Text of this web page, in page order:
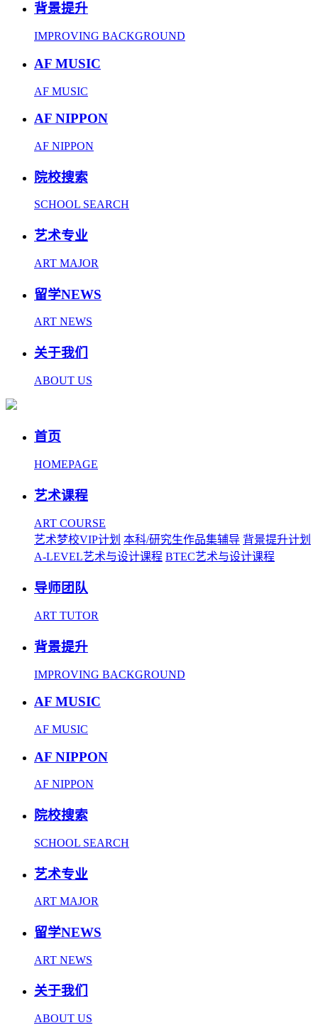
背景提升
IMPROVING BACKGROUND
AF MUSIC
AF MUSIC
AF NIPPON
AF NIPPON
院校搜索
SCHOOL SEARCH
艺术专业
ART MAJOR
留学NEWS
ART NEWS
关于我们
ABOUT US
首页
HOMEPAGE
艺术课程
ART COURSE
艺术梦校VIP计划 本科/研究生作品集辅导 背景提升计划
A-LEVEL艺术与设计课程 BTEC艺术与设计课程
导师团队
ART TUTOR
背景提升
IMPROVING BACKGROUND
AF MUSIC
AF MUSIC
AF NIPPON
AF NIPPON
院校搜索
SCHOOL SEARCH
艺术专业
ART MAJOR
留学NEWS
ART NEWS
关于我们
ABOUT US